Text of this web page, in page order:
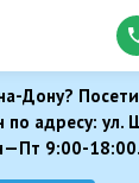
Дону?
адресу: ул.
9:00-18:00.